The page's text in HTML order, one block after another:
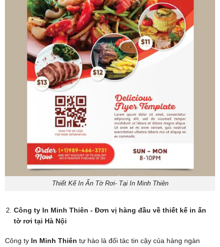
Thiết Kế In Ấn Tờ Rơi- Tại In Minh Thiên
Công ty In Minh Thiên - Đơn vị hàng đầu về thiết kế in ấn
tờ rơi tại Hà Nội
Công ty In Minh Thiên tự hào là đối tác tin cậy của hàng ngàn